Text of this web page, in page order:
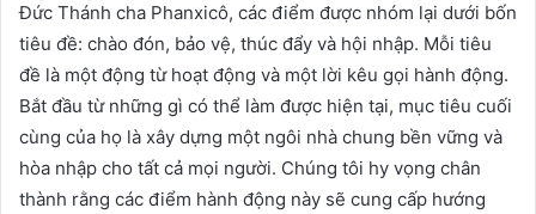
Đức Thánh cha Phanxicô, các điểm được nhóm lại dưới bốn
tiêu đề: chào đón, bảo vệ, thúc đẩy và hội nhập. Mỗi tiêu
đề là một động từ hoạt động và một lời kêu gọi hành động.
Bắt đầu từ những gì có thể làm được hiện tại, mục tiêu cuối
cùng của họ là xây dựng một ngôi nhà chung bền vững và
hòa nhập cho tất cả mọi người. Chúng tôi hy vọng chân
thành rằng các điểm hành động này sẽ cung cấp hướng